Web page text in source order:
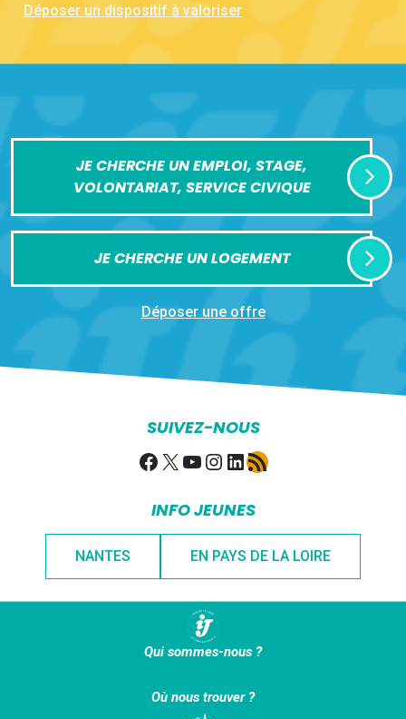
Déposer un dispositif à valoriser
JE CHERCHE UN EMPLOI, STAGE,
VOLONTARIAT, SERVICE CIVIQUE
JE CHERCHE UN LOGEMENT
Déposer une offre
SUIVEZ-NOUS
Facebook
X YouTube
Instagram
LinkedIn
Flux RSS
INFO JEUNES
NANTES EN PAYS DE LA LOIRE
Qui sommes-nous ?
Où nous trouver ?